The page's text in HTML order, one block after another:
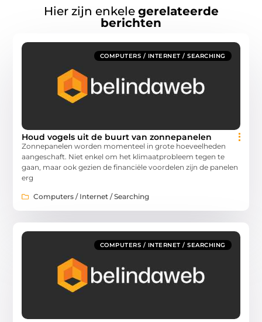
Hier zijn enkele gerelateerde
berichten
COMPUTERS / INTERNET / SEARCHING
Houd vogels uit de buurt van zonnepanelen
Zonnepanelen worden momenteel in grote hoeveelheden
aangeschaft. Niet enkel om het klimaatprobleem tegen te
gaan, maar ook gezien de financiële voordelen zijn de panelen
erg
Computers / Internet / Searching
COMPUTERS / INTERNET / SEARCHING